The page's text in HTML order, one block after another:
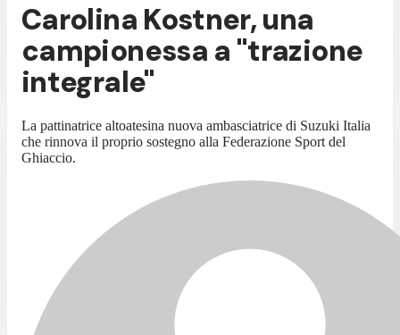
Carolina Kostner, una
campionessa a "trazione
integrale"
La pattinatrice altoatesina nuova ambasciatrice di Suzuki Italia
che rinnova il proprio sostegno alla Federazione Sport del
Ghiaccio.